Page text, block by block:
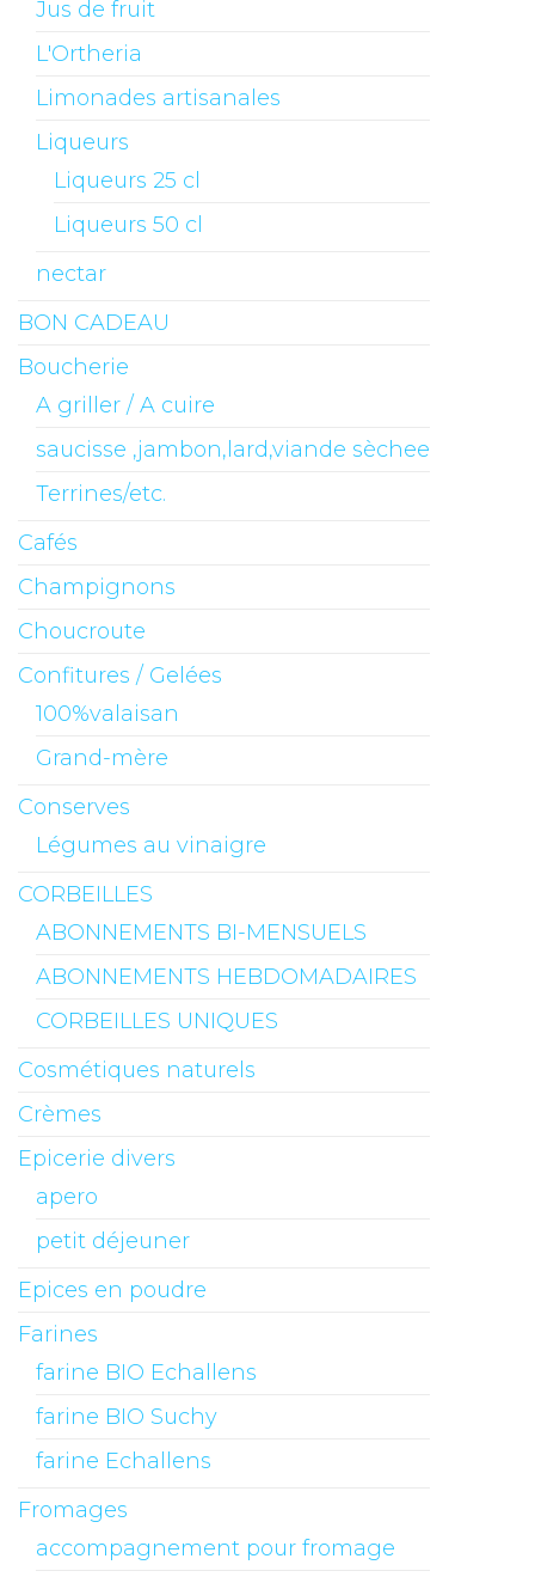
Jus de fruit
L'Ortheria
Limonades artisanales
Liqueurs
Liqueurs 25 cl
Liqueurs 50 cl
nectar
BON CADEAU
Boucherie
A griller / A cuire
saucisse ,jambon,lard,viande sèchee
Terrines/etc.
Cafés
Champignons
Choucroute
Confitures / Gelées
100%valaisan
Grand-mère
Conserves
Légumes au vinaigre
CORBEILLES
ABONNEMENTS BI-MENSUELS
ABONNEMENTS HEBDOMADAIRES
CORBEILLES UNIQUES
Cosmétiques naturels
Crèmes
Epicerie divers
apero
petit déjeuner
Epices en poudre
Farines
farine BIO Echallens
farine BIO Suchy
farine Echallens
Fromages
accompagnement pour fromage